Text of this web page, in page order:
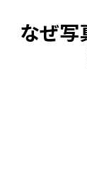
なぜ写